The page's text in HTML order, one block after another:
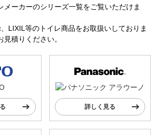
メーカーのシリーズ一覧をご覧いただけま
LIXIL等のトイレ商品をお取扱いしておりま
積りください。
詳しく見る